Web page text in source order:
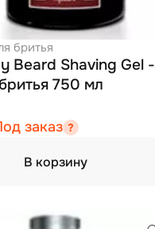
бритья
Beard Shaving Gel -
750 мл
заказ
В корзину